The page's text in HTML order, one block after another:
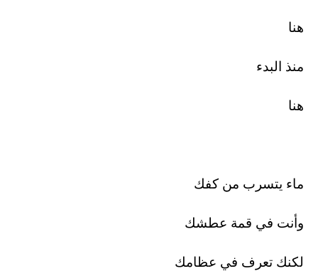
هنا
منذ البدء
هنا
ماء يتسرب من كفك
وأنت في قمة عطشك
لكنك تعرف في عظامك